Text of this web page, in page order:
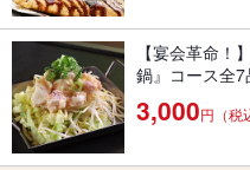
【宴会革命！
鍋』コース全7
3,000円（税